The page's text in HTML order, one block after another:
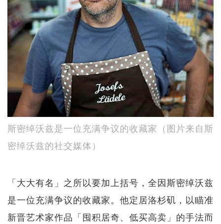
斯密绰沃兹是一位充满争议的收藏家（图片来自斯
密绰沃兹的社交媒体）
「大大有名」之所以要加上括号，全因斯密绰沃兹
是一位充满争议的收藏家。他定居洛杉矶，以瞄准
新晋艺术家作品「囤积居奇、低买高卖」的手法而